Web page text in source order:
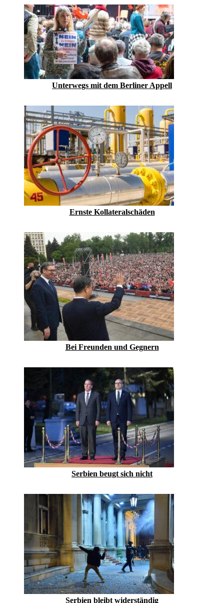
Unterwegs mit dem Berliner Appell
Ernste Kollateralschäden
Bei Freunden und Gegnern
Serbien beugt sich nicht
Serbien bleibt widerständig